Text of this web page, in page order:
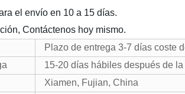
el envío en 10 a 15 días.
Contáctenos hoy mismo.
Plazo de entrega 3-7 días coste
15-20 días hábiles después de
Xiamen, Fujian, China